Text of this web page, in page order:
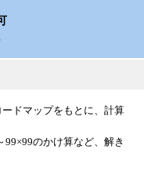
ドマップをもとに、計算
のかけ算など、解き